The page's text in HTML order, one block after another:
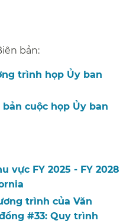
bản:​​
trình họp Ủy ban
bản cuộc họp Ủy ban
vực FY 2025 - FY 2028
trình của Văn
#33: Quy trình